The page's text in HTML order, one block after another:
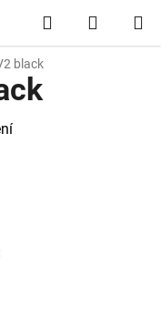
Hledat
KOŠÍK
black